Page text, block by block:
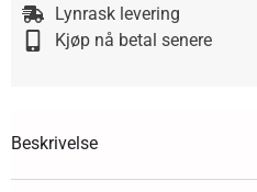
Lynrask levering
Kjøp nå betal senere
Beskrivelse